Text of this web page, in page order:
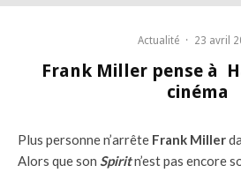
Actualité · 23 avril
Frank Miller pense à
cinéma
Plus personne n’arrête Frank Miller
Alors que son Spiritn’est pas encore